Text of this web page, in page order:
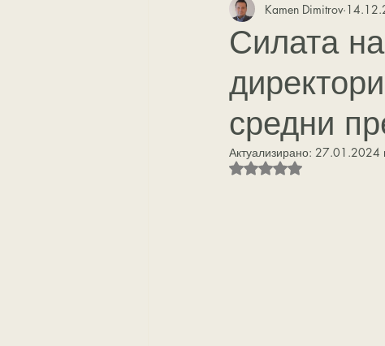
Икономически новини от
Силата
средни
Kamen Dimitrov
Актуализирано: 27.01.2024
Оценено с NaN от 5